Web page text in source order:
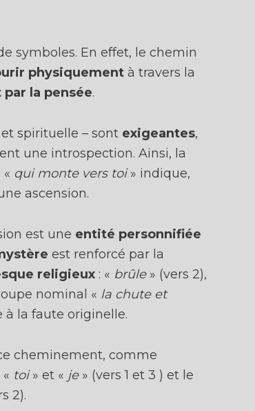
symboles. En effet, le chemin
physiquement à travers la
la pensée.
spirituelle – sont exigeantes,
une introspection. Ainsi, la
qui monte vers toi» indique,
ascension.
est une entité personnifiée
est renforcé par la
religieux : « brûle» (vers 2),
nominal « la chute et
à la faute originelle.
cheminement, comme
toi» et « je» (vers 1 et 3 ) et le
2).